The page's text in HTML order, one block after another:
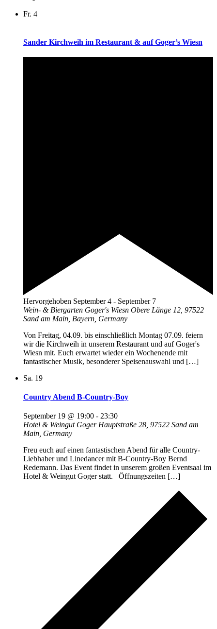
Fr. 4
Sander Kirchweih im Restaurant & auf Goger’s Wiesn
Hervorgehoben September 4 - September 7
Wein- & Biergarten Goger's Wiesn Obere Länge 12, 97522
Sand am Main, Bayern, Germany
Von Freitag, 04.09. bis einschließlich Montag 07.09. feiern
wir die Kirchweih in unserem Restaurant und auf Goger's
Wiesn mit. Euch erwartet wieder ein Wochenende mit
fantastischer Musik, besonderer Speisenauswahl und […]
Sa. 19
Country Abend B-Country-Boy
September 19 @ 19:00 - 23:30
Hotel & Weingut GogerHauptstraße 28, 97522 Sand am
Main, Germany
Freu euch auf einen fantastischen Abend für alle Country-
Liebhaber und Linedancer mit B-Country-Boy Bernd
Redemann. Das Event findet in unserem großen Eventsaal im
Hotel & Weingut Goger statt. Öffnungszeiten […]